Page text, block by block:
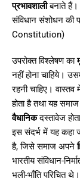
प्रभावशालीबनाते हैं।
संविधान संशोधन
Constitution)
उपरोक्त विश्लेषण का
नहीं होना चाहिये।
रहनी चाहिए।
होता है तथा यह
वैधानिकदस्तावेज
इस संदर्भ में यह कहा
है, जिसे समाज अपने
भारतीय संविधान-
भली-भाँति परिचित